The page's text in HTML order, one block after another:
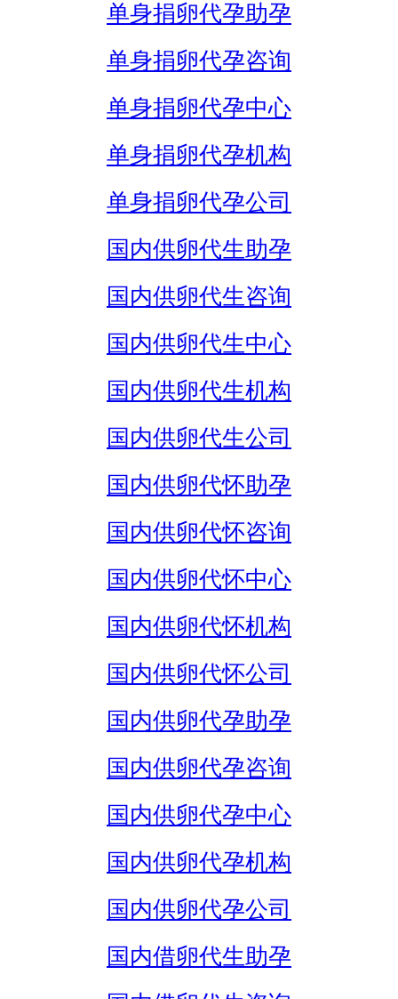
单身捐卵代孕助孕
单身捐卵代孕咨询
单身捐卵代孕中心
单身捐卵代孕机构
单身捐卵代孕公司
国内供卵代生助孕
国内供卵代生咨询
国内供卵代生中心
国内供卵代生机构
国内供卵代生公司
国内供卵代怀助孕
国内供卵代怀咨询
国内供卵代怀中心
国内供卵代怀机构
国内供卵代怀公司
国内供卵代孕助孕
国内供卵代孕咨询
国内供卵代孕中心
国内供卵代孕机构
国内供卵代孕公司
国内借卵代生助孕